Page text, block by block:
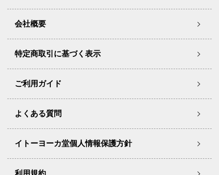
会社概要
特定商取引に基づく表示
ご利用ガイド
よくある質問
イトーヨーカ堂個人情報保護方針
利用規約